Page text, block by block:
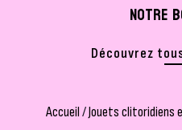
NOTRE
Découvrez
Accueil/Jouets clitoridiens